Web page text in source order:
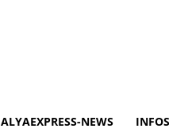
ALYAEXPRESS-NEWS